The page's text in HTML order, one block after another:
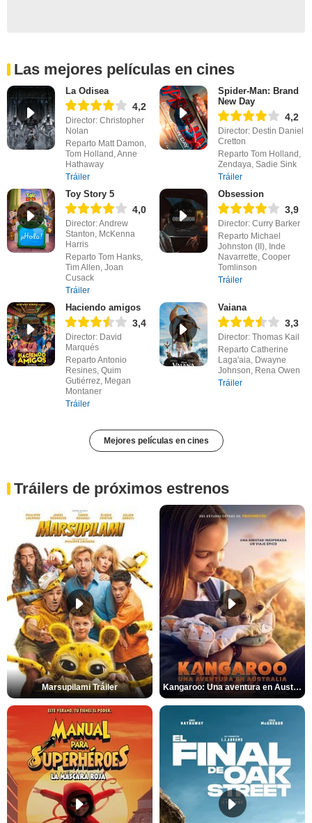
Las mejores películas en cines
La Odisea
4,2
Director: Christopher
Nolan
Reparto Matt Damon,
Tom Holland, Anne
Hathaway
Tráiler
Spider-Man: Brand
New Day
4,2
Director: Destin Daniel
Cretton
Reparto Tom Holland,
Zendaya, Sadie Sink
Tráiler
Toy Story 5
4,0
Director: Andrew
Stanton, McKenna
Harris
Reparto Tom Hanks,
Tim Allen, Joan
Cusack
Tráiler
Obsession
3,9
Director: Curry Barker
Reparto Michael
Johnston (II), Inde
Navarrette, Cooper
Tomlinson
Tráiler
Haciendo amigos
3,4
Director: David
Marqués
Reparto Antonio
Resines, Quim
Gutiérrez, Megan
Montaner
Tráiler
Vaiana
3,3
Director: Thomas Kail
Reparto Catherine
Laga'aia, Dwayne
Johnson, Rena Owen
Tráiler
Mejores películas en cines
Tráilers de próximos estrenos
Marsupilami Tráiler Kangaroo: Una aventura en Australia Tráiler